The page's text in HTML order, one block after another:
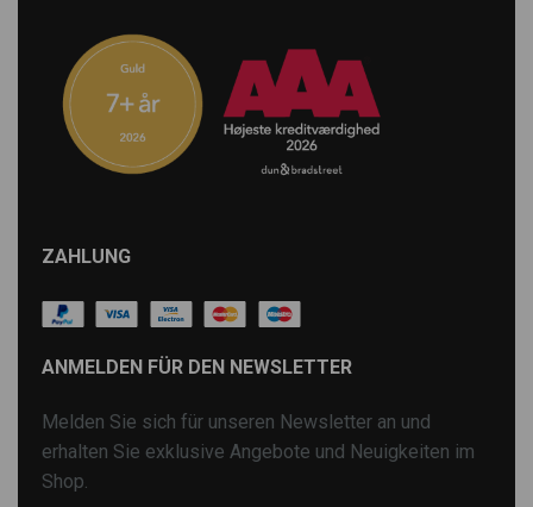
ZAHLUNG
ANMELDEN FÜR DEN NEWSLETTER
Melden Sie sich für unseren Newsletter an und
erhalten Sie exklusive Angebote und Neuigkeiten im
Shop.